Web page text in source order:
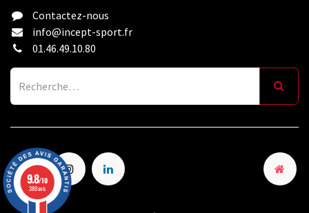
Contactez-nous
info@incept-sport.fr
01.46.49.10.80
9.8/10
380 avis